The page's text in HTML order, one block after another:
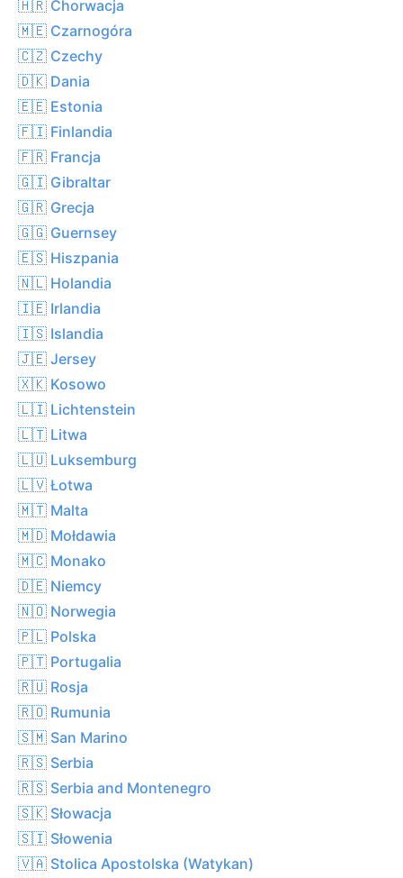
🇭🇷 Chorwacja
🇲🇪 Czarnogóra
🇨🇿 Czechy
🇩🇰 Dania
🇪🇪 Estonia
🇫🇮 Finlandia
🇫🇷 Francja
🇬🇮 Gibraltar
🇬🇷 Grecja
🇬🇬 Guernsey
🇪🇸 Hiszpania
🇳🇱 Holandia
🇮🇪 Irlandia
🇮🇸 Islandia
🇯🇪 Jersey
🇽🇰 Kosowo
🇱🇮 Lichtenstein
🇱🇹 Litwa
🇱🇺 Luksemburg
🇱🇻 Łotwa
🇲🇹 Malta
🇲🇩 Mołdawia
🇲🇨 Monako
🇩🇪 Niemcy
🇳🇴 Norwegia
🇵🇱 Polska
🇵🇹 Portugalia
🇷🇺 Rosja
🇷🇴 Rumunia
🇸🇲 San Marino
🇷🇸 Serbia
🇷🇸 Serbia and Montenegro
🇸🇰 Słowacja
🇸🇮 Słowenia
🇻🇦 Stolica Apostolska (Watykan)